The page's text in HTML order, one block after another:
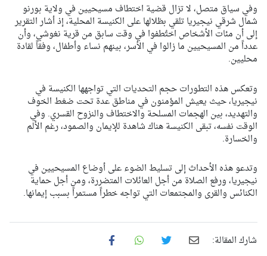
وفي سياق متصل، لا تزال قضية اختطاف مسيحيين في ولاية بورنو
شمال شرقي نيجيريا تلقي بظلالها على الكنيسة المحلية، إذ أشار التقرير
إلى أن مئات الأشخاص اختُطفوا في وقت سابق من قرية نغوشي، وأن
عدداً من المسيحيين ما زالوا في الأسر، بينهم نساء وأطفال، وفقاً لقادة
محليين.
وتعكس هذه التطورات حجم التحديات التي تواجهها الكنيسة في
نيجيريا، حيث يعيش المؤمنون في مناطق عدة تحت ضغط الخوف
والتهديد، بين الهجمات المسلحة والاختطاف والنزوح القسري. وفي
الوقت نفسه، تبقى الكنيسة هناك شاهدة للإيمان والصمود، رغم الألم
والخسارة.
وتدعو هذه الأحداث إلى تسليط الضوء على أوضاع المسيحيين في
نيجيريا، ورفع الصلاة من أجل العائلات المتضررة، ومن أجل حماية
الكنائس والقرى والمجتمعات التي تواجه خطراً مستمراً بسبب إيمانها.
شارك المقالة: